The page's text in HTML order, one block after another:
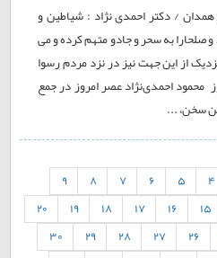
/ دکتر احمدی نژاد : شیاطین و
و صلحارا به سحر و جادو متهم کرده و می
از این جهت نیز در نزد مردم رسوا
محمود احمدی‌نژاد عصر امروز در جمع
سخن، ...
4
5
6
7
8
9
15
16
17
18
19
20
26
27
28
29
30